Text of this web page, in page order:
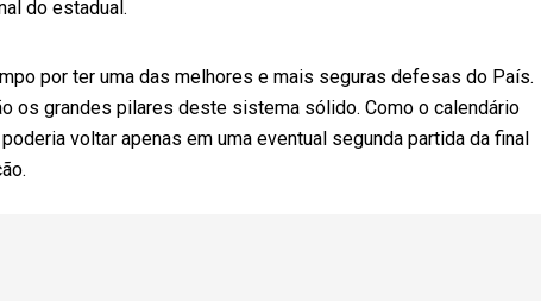
do estadual.
por ter uma das melhores e mais seguras defesas do País.
os grandes pilares deste sistema sólido. Como o calendário
voltar apenas em uma eventual segunda partida da final